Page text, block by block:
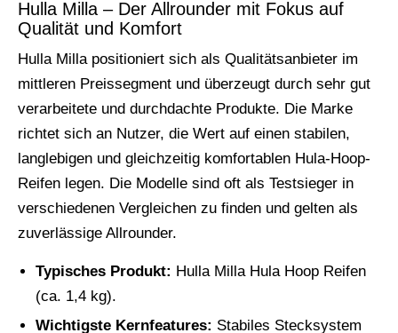
Hulla Milla – Der Allrounder mit Fokus auf
Qualität und Komfort
Hulla Milla positioniert sich als Qualitätsanbieter im
mittleren Preissegment und überzeugt durch sehr gut
verarbeitete und durchdachte Produkte. Die Marke
richtet sich an Nutzer, die Wert auf einen stabilen,
langlebigen und gleichzeitig komfortablen Hula-Hoop-
Reifen legen. Die Modelle sind oft als Testsieger in
verschiedenen Vergleichen zu finden und gelten als
zuverlässige Allrounder.
Typisches Produkt: Hulla Milla Hula Hoop Reifen
(ca. 1,4 kg).
Wichtigste Kernfeatures: Stabiles Stecksystem